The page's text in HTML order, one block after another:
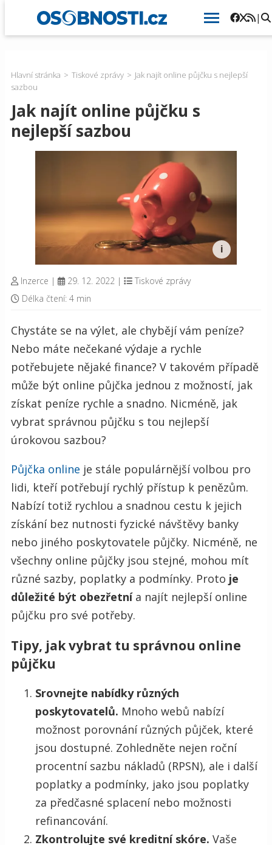
|
Hlavní stránka Tiskové zprávy
Jak najít online půjčku s nejlepší
sazbou
Jak najít online půjčku s
nejlepší sazbou
Inzerce | 29. 12. 2022 |
Tiskové zprávy
Délka čtení: 4 min
Chystáte se na výlet, ale chybějí vám peníze?
Nebo máte nečekané výdaje a rychle
potřebujete nějaké finance? V takovém případě
může být online půjčka jednou z možností, jak
získat peníze rychle a snadno. Nicméně, jak
vybrat správnou půjčku s tou nejlepší
úrokovou sazbou?
Půjčka online je stále populárnější volbou pro
lidi, kteří potřebují rychlý přístup k penězům.
Nabízí totiž rychlou a snadnou cestu k jejich
získání bez nutnosti fyzické návštěvy banky
nebo jiného poskytovatele půjčky. Nicméně, ne
všechny online půjčky jsou stejné, mohou mít
různé sazby, poplatky a podmínky. Proto je
důležité být obezřetnía najít nejlepší online
půjčku pro své potřeby.
Tipy, jak vybrat tu správnou online
půjčku
Srovnejte nabídky různých
poskytovatelů. Mnoho webů nabízí
možnost porovnání různých půjček, které
jsou dostupné. Zohledněte nejen roční
procentní sazbu nákladů (RPSN), ale i další
poplatky a podmínky, jako jsou poplatky
za předčasné splacení nebo možnosti
refinancování.
Zkontrolujte své kreditní skóre. Vaše